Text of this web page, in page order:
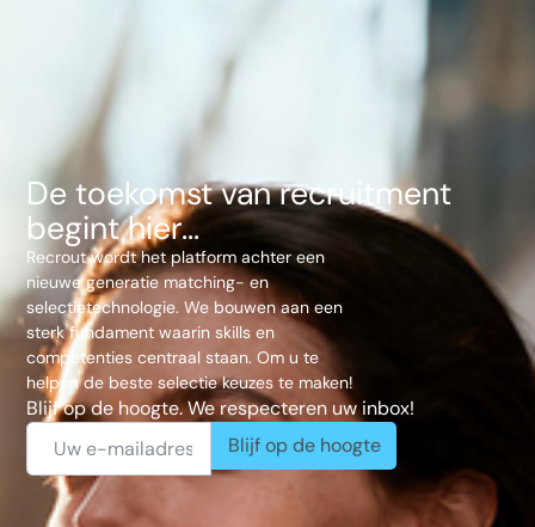
De toekomst van recruitment
begint hier...
Recrout wordt het platform achter een
nieuwe generatie matching- en
selectietechnologie. We bouwen aan een
sterk fundament waarin skills en
competenties centraal staan. Om u te
helpen de beste selectie keuzes te maken!
Blijf op de hoogte. We respecteren uw inbox!
Blijf op de hoogte